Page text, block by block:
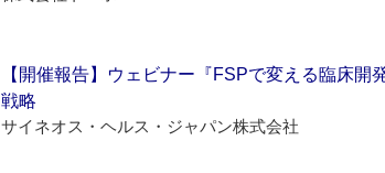
【開催報告】ウェビナー『FSPで変える臨床開
戦略
サイネオス・ヘルス・ジャパン株式会社